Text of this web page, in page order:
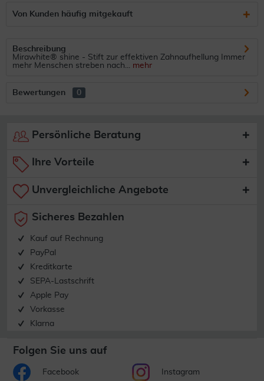
Von Kunden häufig mitgekauft
Beschreibung
Mirawhite® shine - Stift zur effektiven Zahnaufhellung Immer
mehr Menschen streben nach... mehr
Bewertungen 0
Persönliche Beratung
Ihre Vorteile
Unvergleichliche Angebote
Sicheres Bezahlen
Kauf auf Rechnung
PayPal
Kreditkarte
SEPA-Lastschrift
Apple Pay
Vorkasse
Klarna
Folgen Sie uns auf
Facebook Instagram